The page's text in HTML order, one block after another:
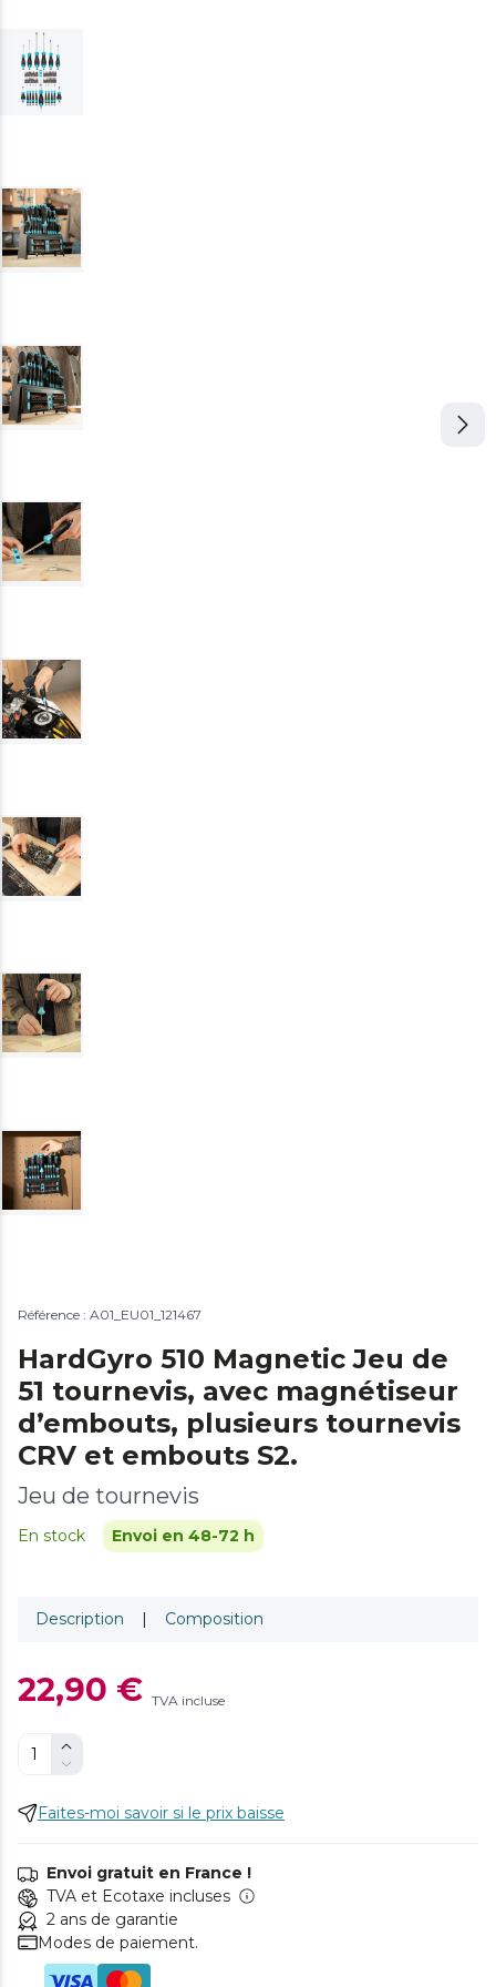
Référence : A01_EU01_121467
HardGyro 510 Magnetic Jeu de
51 tournevis, avec magnétiseur
d’embouts, plusieurs tournevis
CRV et embouts S2.
Jeu de tournevis
En stock Envoi en 48-72 h
Description | Composition
22,90 € TVA incluse
Faites-moi savoir si le prix baisse
Envoi gratuit en France !
TVA et Ecotaxe incluses
2 ans de garantie
Modes de paiement.